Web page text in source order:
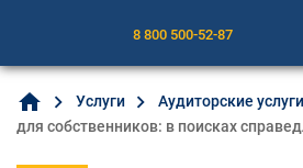
8 800 500-52-87
home Услуги Аудиторские услуги
для собственников: в поисках